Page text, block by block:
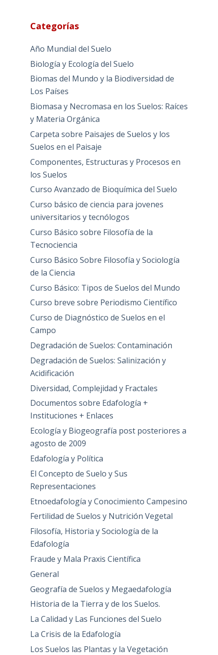
Categorías
Año Mundial del Suelo
Biología y Ecología del Suelo
Biomas del Mundo y la Biodiversidad de
Los Países
Biomasa y Necromasa en los Suelos: Raíces
y Materia Orgánica
Carpeta sobre Paisajes de Suelos y los
Suelos en el Paisaje
Componentes, Estructuras y Procesos en
los Suelos
Curso Avanzado de Bioquímica del Suelo
Curso básico de ciencia para jovenes
universitarios y tecnólogos
Curso Básico sobre Filosofía de la
Tecnociencia
Curso Básico Sobre Filosofía y Sociología
de la Ciencia
Curso Básico: Tipos de Suelos del Mundo
Curso breve sobre Periodismo Científico
Curso de Diagnóstico de Suelos en el
Campo
Degradación de Suelos: Contaminación
Degradación de Suelos: Salinización y
Acidificación
Diversidad, Complejidad y Fractales
Documentos sobre Edafología +
Instituciones + Enlaces
Ecología y Biogeografía post posteriores a
agosto de 2009
Edafología y Política
El Concepto de Suelo y Sus
Representaciones
Etnoedafología y Conocimiento Campesino
Fertilidad de Suelos y Nutrición Vegetal
Filosofía, Historia y Sociología de la
Edafología
Fraude y Mala Praxis Científica
General
Geografía de Suelos y Megaedafología
Historia de la Tierra y de los Suelos.
La Calidad y Las Funciones del Suelo
La Crisis de la Edafología
Los Suelos las Plantas y la Vegetación